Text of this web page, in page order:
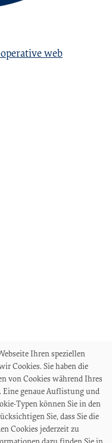
web
Ihren speziellen
Cookies. Sie haben die
von Cookies während Ihres
Eine genaue Auflistung und
Typen können Sie in den
Sie, dass Sie die
Cookies jederzeit zu